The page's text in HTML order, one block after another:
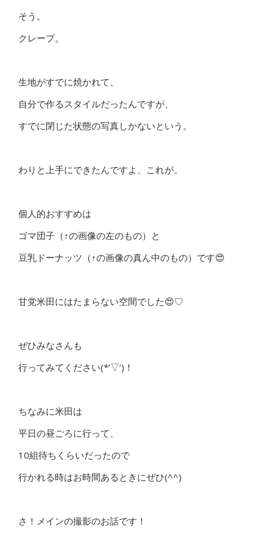
そう。
クレープ。
生地がすでに焼かれて、
自分で作るスタイルだったんですが、
すでに閉じた状態の写真しかないという。
わりと上手にできたんですよ、これが。
個人的おすすめは
ゴマ団子（↑の画像の左のもの）と
豆乳ドーナッツ（↑の画像の真ん中のもの）です😍
甘党米田にはたまらない空間でした😍♡
ぜひみなさんも
行ってみてください(*’▽’)！
ちなみに米田は
平日の昼ごろに行って、
10組待ちくらいだったので
行かれる時はお時間あるときにぜひ(^^)
さ！メインの撮影のお話です！